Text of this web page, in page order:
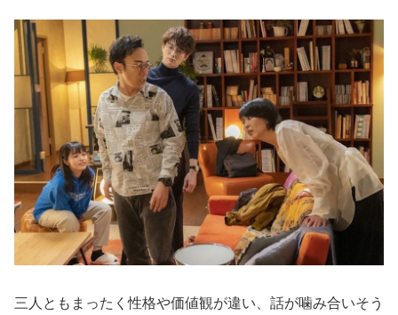
三人ともまったく性格や価値観が違い、話が噛み合いそう